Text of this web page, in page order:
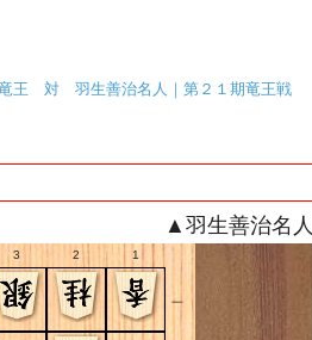
王 対 羽生善治名人｜第２１期竜王戦
▲羽生善治名人
3 2 1
一